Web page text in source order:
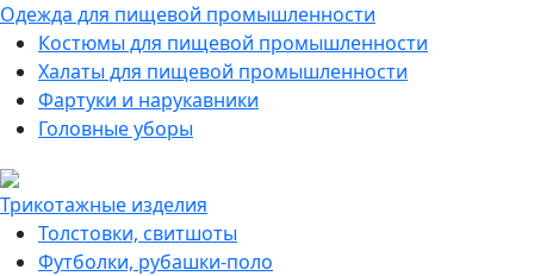
Одежда для пищевой промышленности
Костюмы для пищевой промышленности
Халаты для пищевой промышленности
Фартуки и нарукавники
Головные уборы
Трикотажные изделия
Толстовки, свитшоты
Футболки, рубашки-поло